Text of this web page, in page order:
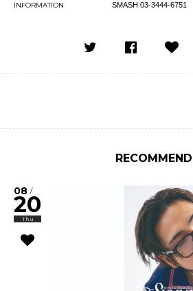
INFORMATION SMASH 03-3444-6751
RECOMMEND
08 /
20
Thu